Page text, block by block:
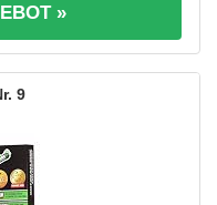
»
9